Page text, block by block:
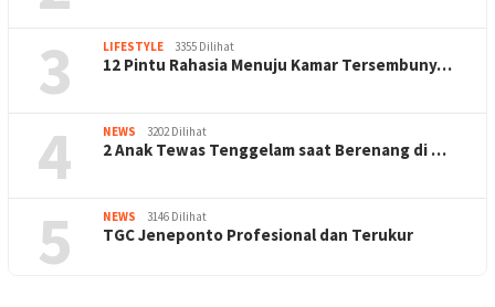
3 LIFESTYLE 3355 Dilihat
12 Pintu Rahasia Menuju Kamar Tersembuny…
4 NEWS 3202 Dilihat
2 Anak Tewas Tenggelam saat Berenang di …
5 NEWS 3146 Dilihat
TGC Jeneponto Profesional dan Terukur